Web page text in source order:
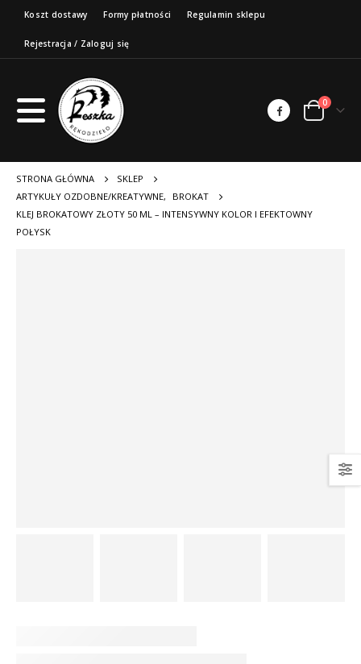
Koszt dostawy Formy płatności Regulamin sklepu
Rejestracja / Zaloguj się
0
STRONA GŁÓWNA
SKLEP
ARTYKUŁY OZDOBNE/KREATYWNE,
BROKAT
KLEJ BROKATOWY ZŁOTY 50 ML – INTENSYWNY KOLOR I EFEKTOWNY
POŁYSK